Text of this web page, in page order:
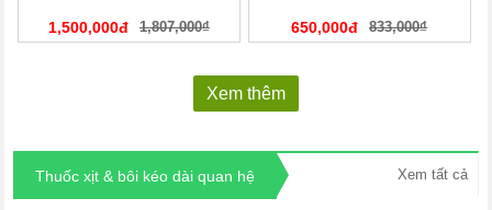
1,500,000đ 1,807,000₫ 650,000đ 833,000₫
Xem thêm
Thuốc xịt & bôi kéo dài quan hệ Xem tất cả